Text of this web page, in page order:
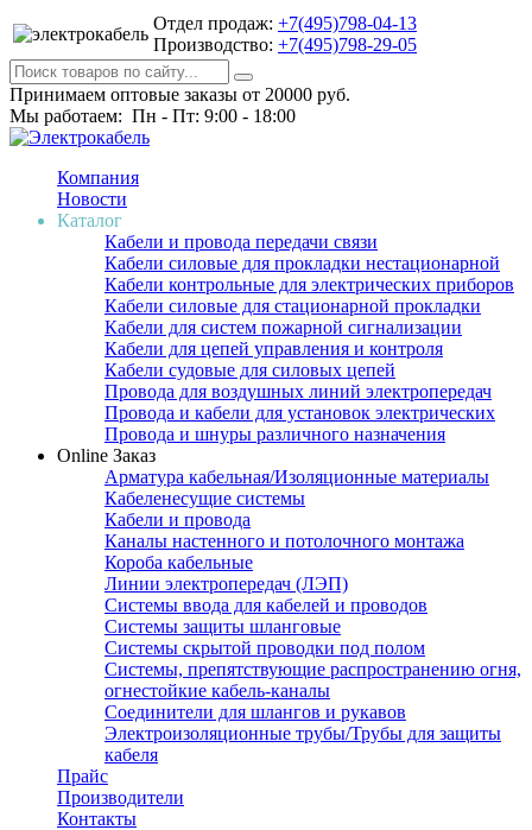
Отдел продаж: +7(495)798-04-13
Производство: +7(495)798-29-05
Принимаем оптовые заказы от 20000 руб.
Мы работаем: Пн - Пт: 9:00 - 18:00
Компания
Новости
Каталог
Кабели и провода передачи связи
Кабели силовые для прокладки нестационарной
Кабели контрольные для электрических приборов
Кабели силовые для стационарной прокладки
Кабели для систем пожарной сигнализации
Кабели для цепей управления и контроля
Кабели судовые для силовых цепей
Провода для воздушных линий электропередач
Провода и кабели для установок электрических
Провода и шнуры различного назначения
Online Заказ
Арматура кабельная/Изоляционные материалы
Кабеленесущие системы
Кабели и провода
Каналы настенного и потолочного монтажа
Короба кабельные
Линии электропередач (ЛЭП)
Системы ввода для кабелей и проводов
Системы защиты шланговые
Системы скрытой проводки под полом
Системы, препятствующие распространению огня,
огнестойкие кабель-каналы
Соединители для шлангов и рукавов
Электроизоляционные трубы/Трубы для защиты
кабеля
Прайс
Производители
Контакты